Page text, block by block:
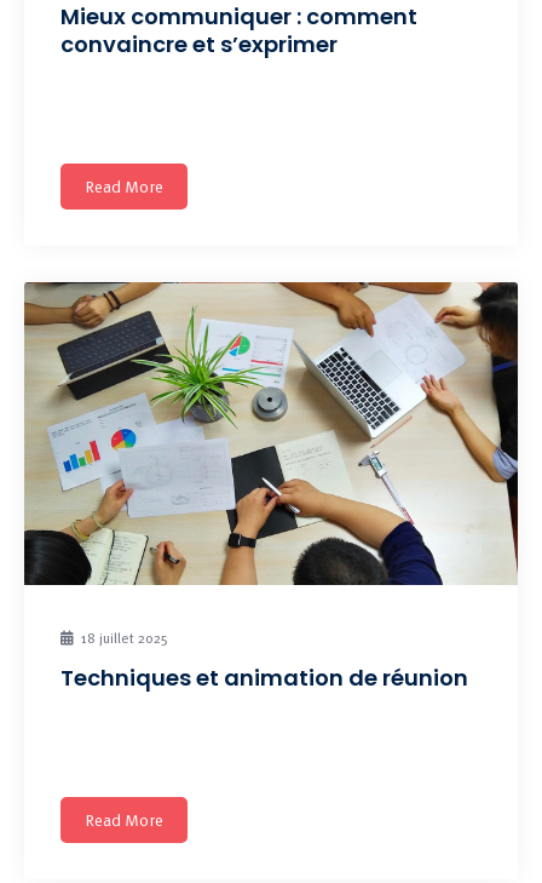
Mieux communiquer : comment
convaincre et s’exprimer
Read More
18 juillet 2025
Techniques et animation de réunion
Read More